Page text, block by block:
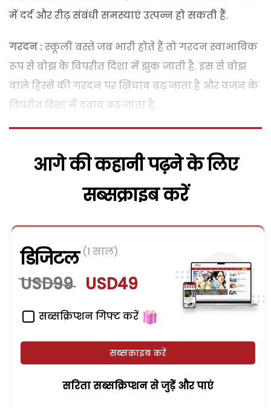
में दर्द और रीढ़ संबंधी समस्याएं उत्पन्न हो सकती हैं.
गरदन :स्कूली बस्ते जब भारी होते हैं तो गरदन स्वाभाविक
रूप से बोझ के विपरीत दिशा में झुक जाती है. इस से बोझ
वाले हिस्से की गरदन पर खिंचाव बढ़ जाता है और वजन के
विपरीत दिशा में दबाव बढ़ जाता है.
आगे की कहानी पढ़ने के लिए
सब्सक्राइब करें
डिजिटल (1 साल)
USD99 USD49
सब्सक्रिप्शन गिफ्ट करें
सब्सक्राइब करें
सरिता सब्सक्रिप्शन से जुड़ेें और पाएं